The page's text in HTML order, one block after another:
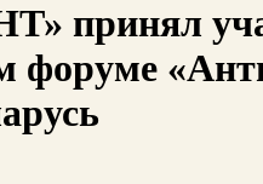
принял
форуме